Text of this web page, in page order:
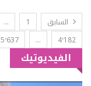
السابق 1
…
4٬182
… 5٬637
الفيديوتيك